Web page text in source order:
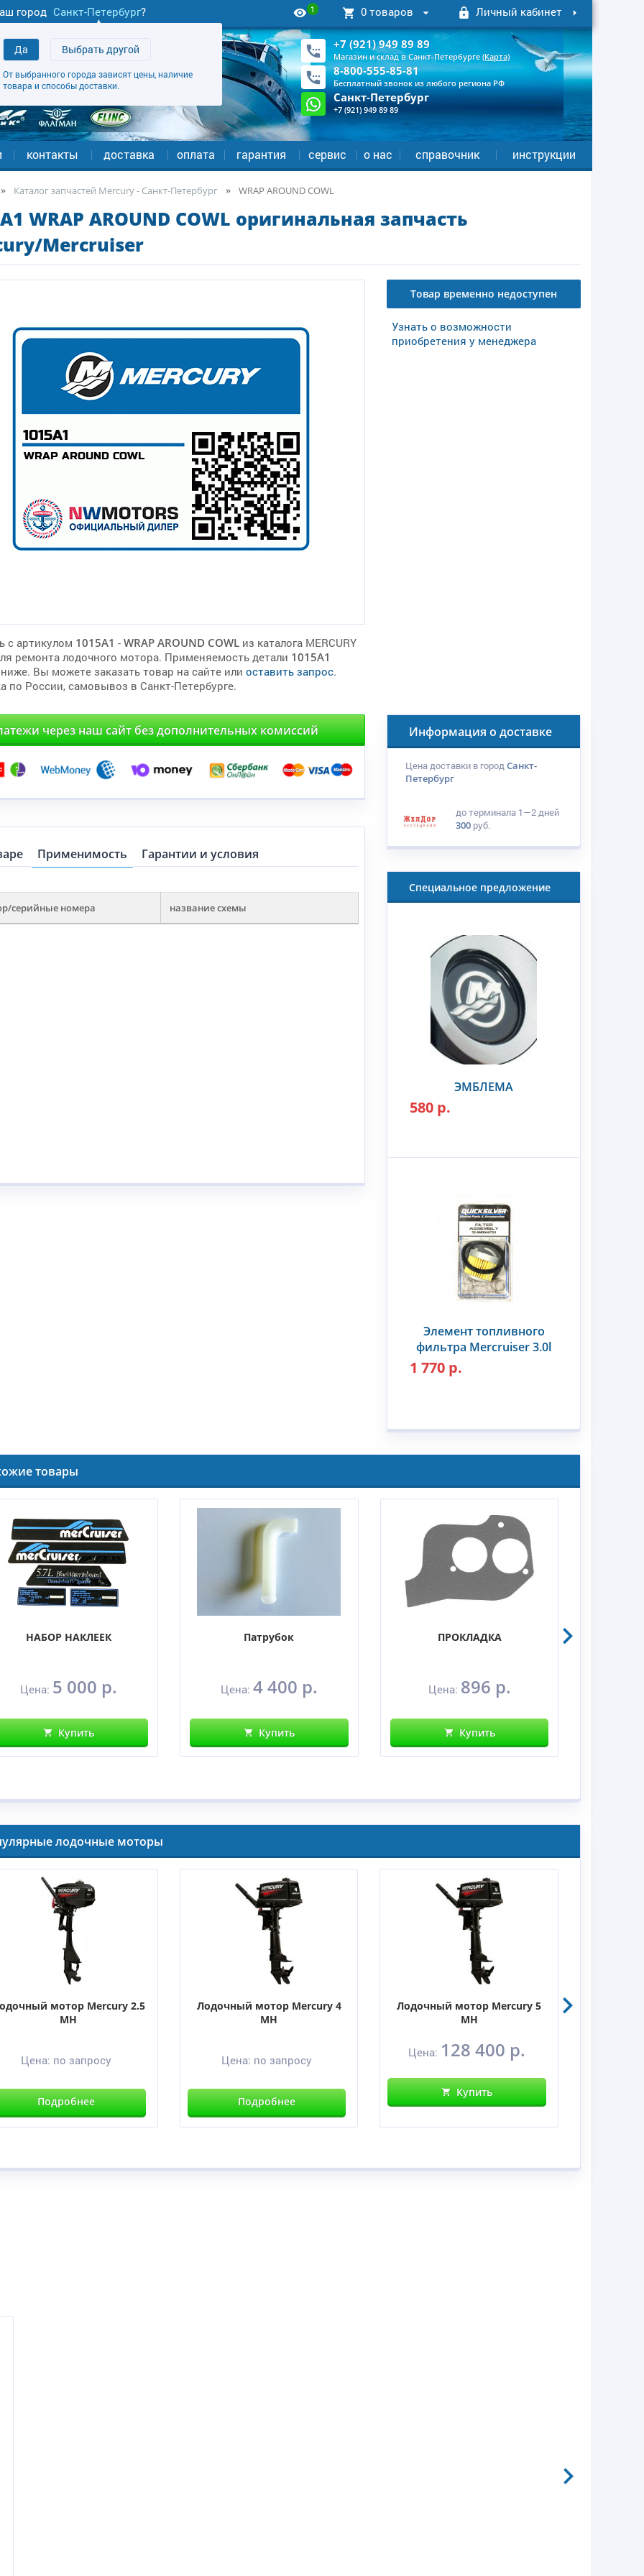
город Санкт-Петербург?
Да Выбрать другой
От выбранного города зависят цены, наличие
товара и способы доставки.
1 0 товаров Личный кабинет
+7 (921) 949 89 89
Магазин и склад в Санкт-Петербурге (Карта)
8-800-555-85-81
Бесплатный звонок из любого региона РФ
Санкт-Петербург
+7 (921) 949 89 89
контакты доставка оплата гарантия сервис о нас справочник инструкции
Каталог запчастей Mercury - Санкт-Петербург WRAP AROUND COWL
WRAP AROUND COWL оригинальная запчасть
Mercruiser
с артикулом 1015A1 - WRAP AROUND COWLиз каталога MERCURY
ремонта лодочного мотора. Применяемость детали 1015A1
Вы можете заказать товар на сайте или оставить запрос.
по России, самовывоз в Санкт-Петербурге.
Товар временно недоступен
Узнать о возможности
приобретения у менеджера
через наш сайт без дополнительных комиссий
Применимость Гарантии и условия
серийные номера название схемы
Информация о доставке
Цена доставки в городСанкт-
Петербург
до терминала 1—2 дней
300 руб.
Специальное предложение
ЭМБЛЕМА
580 р.
Элемент топливного
фильтра Mercruiser 3.0l
1 770 р.
товары
НАБОР НАКЛЕЕК
Цена: 5 000 р.
Купить
Патрубок
Цена: 4 400 р.
Купить
ПРОКЛАДКА
Цена: 896 р.
Купить
лодочные моторы
мотор Mercury 2.5
MH
Цена: по запросу
Подробнее
Лодочный мотор Mercury 4
MH
Цена: по запросу
Подробнее
Лодочный мотор Mercury 5
MH
Цена: 128 400 р.
Купить